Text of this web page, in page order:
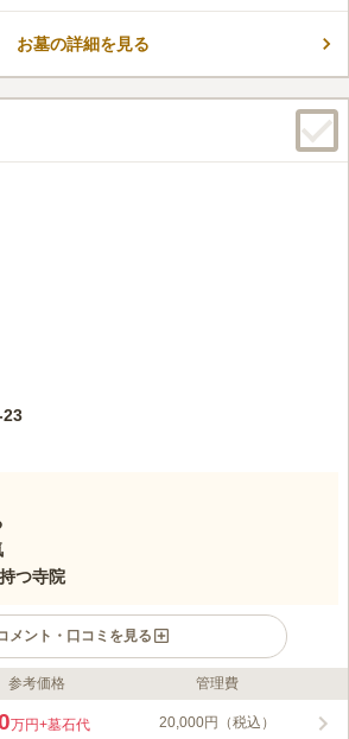
、アクセス抜群の立地です。
価されていません。
お墓の詳細を見る
23
つ寺院
メント・口コミを見る
ント
日蓮宗は、南北線「白金高輪駅」から徒歩5分
参考価格 管理費
万円+墓石代 20,000円（税込）